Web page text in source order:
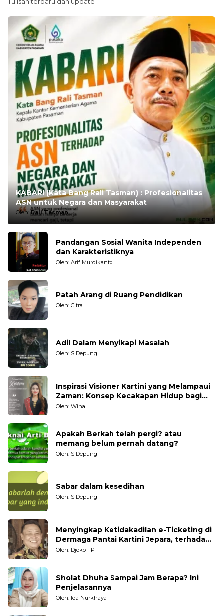
KABARI (Kata Bang Rali Tasman) : Profesionalitas
ASN untuk Negara dan Masyarakat
Oleh:Rali Tasman
Pandangan Sosial Wanita Independen
dan Karakteristiknya
Oleh: Arif Murdikanto
Patah Arang di Ruang Pendidikan
Oleh: Citra
Adil Dalam Menyikapi Masalah
Oleh: S Depung
Inspirasi Visioner Kartini yang Melampaui
Zaman: Konsep Kecakapan Hidup bagi
Generasi Muda
Oleh: Wina
Apakah Berkah telah pergi? atau
memang belum pernah datang?
Oleh: S Depung
Sabar dalam kesedihan
Oleh: S Depung
Menyingkap Ketidakadilan e-Ticketing di
Dermaga Pantai Kartini Jepara, terhadap
Nelayan Tradisional
Oleh: Djoko TP
Sholat Dhuha Sampai Jam Berapa? Ini
Penjelasannya
Oleh: Ida Nurkhaya